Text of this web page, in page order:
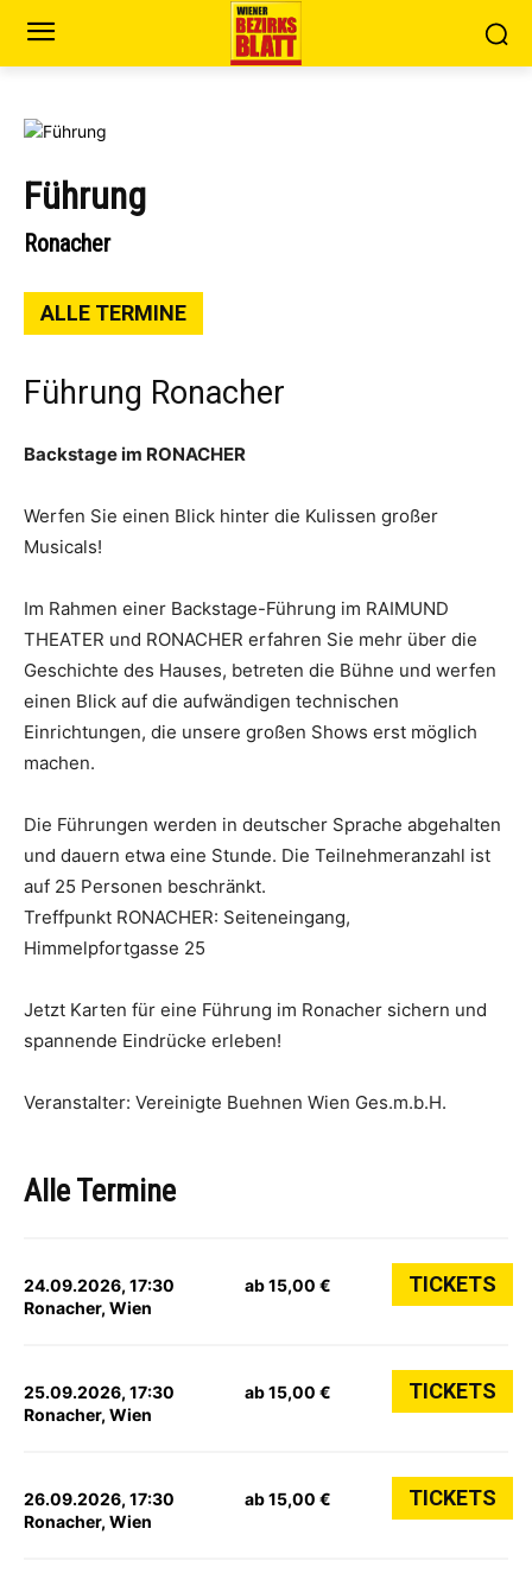
Führung
Ronacher
ALLE TERMINE
Führung Ronacher
Backstage im RONACHER
Werfen Sie einen Blick hinter die Kulissen großer
Musicals!
Im Rahmen einer Backstage-Führung im RAIMUND
THEATER und RONACHER erfahren Sie mehr über die
Geschichte des Hauses, betreten die Bühne und werfen
einen Blick auf die aufwändigen technischen
Einrichtungen, die unsere großen Shows erst möglich
machen.
Die Führungen werden in deutscher Sprache abgehalten
und dauern etwa eine Stunde. Die Teilnehmeranzahl ist
auf 25 Personen beschränkt.
Treffpunkt RONACHER: Seiteneingang,
Himmelpfortgasse 25
Jetzt Karten für eine Führung im Ronacher sichern und
spannende Eindrücke erleben!
Veranstalter: Vereinigte Buehnen Wien Ges.m.b.H.
Alle Termine
24.09.2026, 17:30
Ronacher, Wien
ab 15,00 € TICKETS
25.09.2026, 17:30
Ronacher, Wien
ab 15,00 € TICKETS
26.09.2026, 17:30
Ronacher, Wien
ab 15,00 € TICKETS